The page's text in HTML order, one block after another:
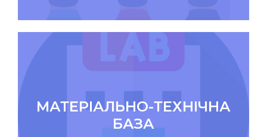
МАТЕРІАЛЬНО-ТЕХНІЧНА
БАЗА